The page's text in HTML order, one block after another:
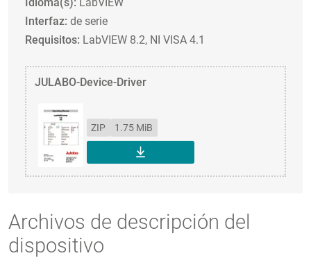
Interfaz: de serie
Requisitos: LabVIEW 8.2, NI VISA 4.1
JULABO-Device-Driver
ZIP 1.75 MiB
DESCARGAR
Archivos de descripción del
dispositivo